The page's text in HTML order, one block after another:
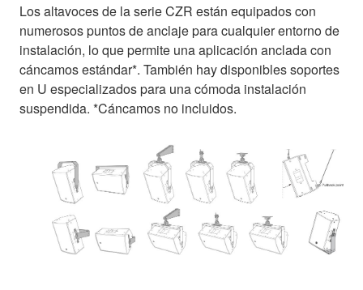
Los altavoces de la serie CZR están equipados con
numerosos puntos de anclaje para cualquier entorno de
instalación, lo que permite una aplicación anclada con
cáncamos estándar*. También hay disponibles soportes
en U especializados para una cómoda instalación
suspendida. *Cáncamos no incluidos.